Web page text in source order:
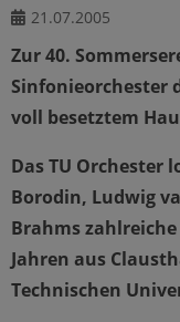
21.07.2005
Zur 40.
Sinfonieorchester
voll besetztem
Das TU Orchester
Borodin, Ludwig
Brahms
Jahren aus
Technischen